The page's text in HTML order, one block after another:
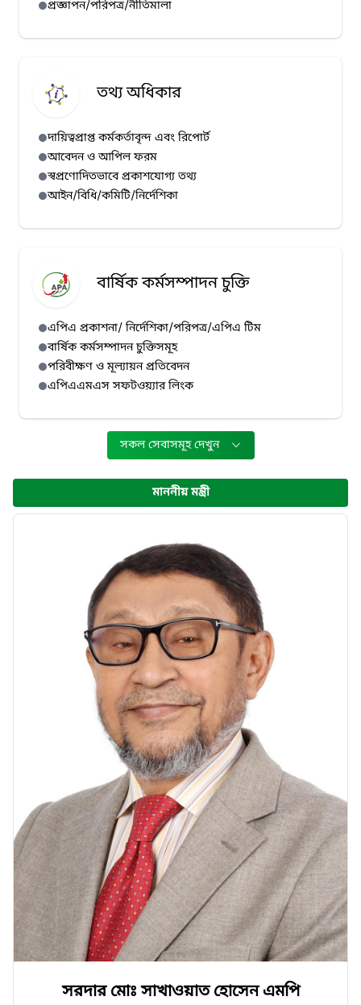
হাম প্রেস রিলিজ (১০/০৭/২০২৬)
হাম প্রেস রিলিজ (০৭/০৭/২০২৬)
প্রজ্ঞাপন/পরিপত্র/নীতিমালা
তথ্য অধিকার
দায়িত্বপ্রাপ্ত কর্মকর্তাবৃন্দ এবং রিপোর্ট
আবেদন ও আপিল ফরম
স্বপ্রণোদিতভাবে প্রকাশযোগ্য তথ্য
আইন/বিধি/কমিটি/নির্দেশিকা
বার্ষিক কর্মসম্পাদন চুক্তি
এপিএ প্রকাশনা/ নির্দেশিকা/পরিপত্র/এপিএ টিম
বার্ষিক কর্মসম্পাদন চুক্তিসমূহ
পরিবীক্ষণ ও মূল্যায়ন প্রতিবেদন
এপিএএমএস সফটওয়্যার লিংক
সকল সেবাসমূহ দেখুন
মাননীয় মন্ত্রী
সরদার মোঃ সাখাওয়াত হোসেন এমপি